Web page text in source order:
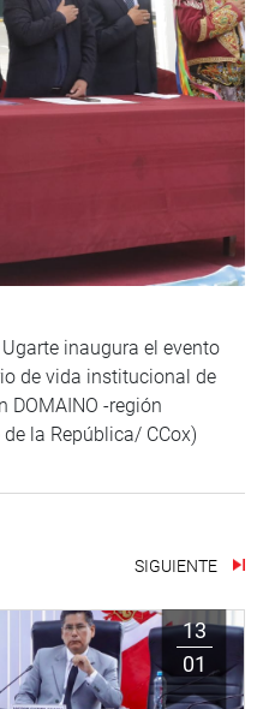
inaugura el evento
de vida institucional de
DOMAINO -región
la República/ CCox)
SIGUIENTE
13
01